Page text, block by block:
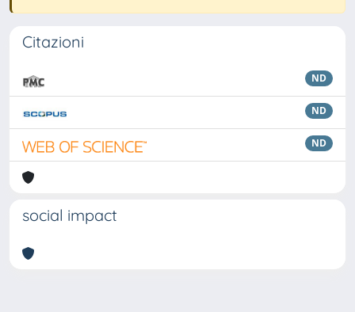
Citazioni
ND
ND
ND
social impact